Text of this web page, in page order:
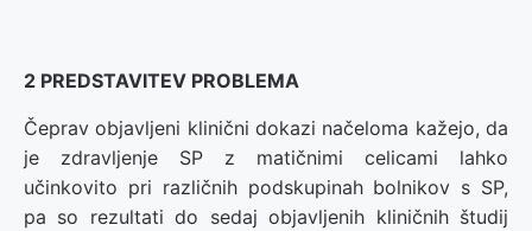
2 PREDSTAVITEV PROBLEMA
Čeprav objavljeni klinični dokazi načeloma kažejo, da
je zdravljenje SP z matičnimi celicami lahko
učinkovito pri različnih podskupinah bolnikov s SP,
pa so rezultati do sedaj objavljenih kliničnih študij